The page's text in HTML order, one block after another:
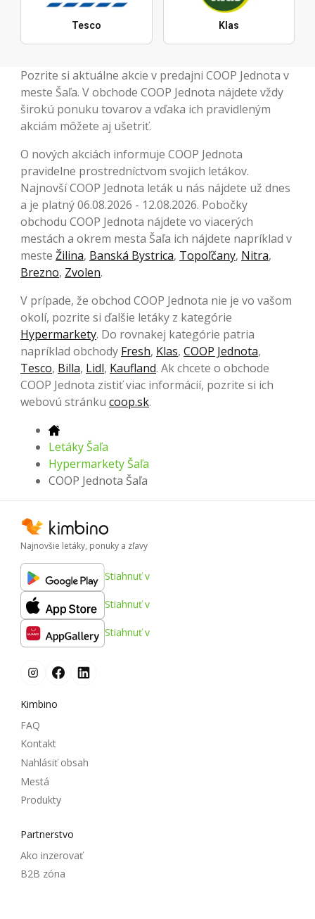
Tesco Klas
Pozrite si aktuálne akcie v predajni COOP Jednota v
meste Šaľa. V obchode COOP Jednota nájdete vždy
širokú ponuku tovarov a vďaka ich pravidleným
akciám môžete aj ušetriť.
O nových akciách informuje COOP Jednota
pravidelne prostredníctvom svojich letákov.
Najnovší COOP Jednota leták u nás nájdete už dnes
a je platný 06.08.2026 - 12.08.2026. Pobočky
obchodu COOP Jednota nájdete vo viacerých
mestách a okrem mesta Šaľa ich nájdete napríklad v
meste Žilina, Banská Bystrica, Topoľčany, Nitra,
Brezno, Zvolen.
V prípade, že obchod COOP Jednota nie je vo vašom
okolí, pozrite si ďalšie letáky z kategórie
Hypermarkety. Do rovnakej kategórie patria
napríklad obchody Fresh, Klas, COOP Jednota,
Tesco, Billa, Lidl, Kaufland. Ak chcete o obchode
COOP Jednota zistiť viac informácií, pozrite si ich
webovú stránku coop.sk.
Letáky Šaľa
Hypermarkety Šaľa
COOP Jednota Šaľa
Najnovšie letáky, ponuky a zľavy
Stiahnuť v
Stiahnuť v
Stiahnuť v
Kimbino
FAQ
Kontakt
Nahlásiť obsah
Mestá
Produkty
Partnerstvo
Ako inzerovať
B2B zóna